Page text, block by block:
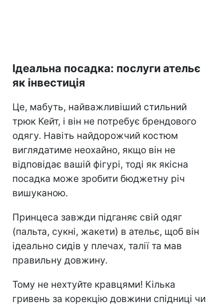
Ідеальна посадка: послуги ательє
як інвестиція
Це, мабуть, найважливіший стильний
трюк Кейт, і він не потребує брендового
одягу. Навіть найдорожчий костюм
виглядатиме неохайно, якщо він не
відповідає вашій фігурі, тоді як якісна
посадка може зробити бюджетну річ
вишуканою.
Принцеса завжди підганяє свій одяг
(пальта, сукні, жакети) в ательє, щоб він
ідеально сидів у плечах, талії та мав
правильну довжину.
Тому не нехтуйте кравцями! Кілька
гривень за корекцію довжини спідниці чи